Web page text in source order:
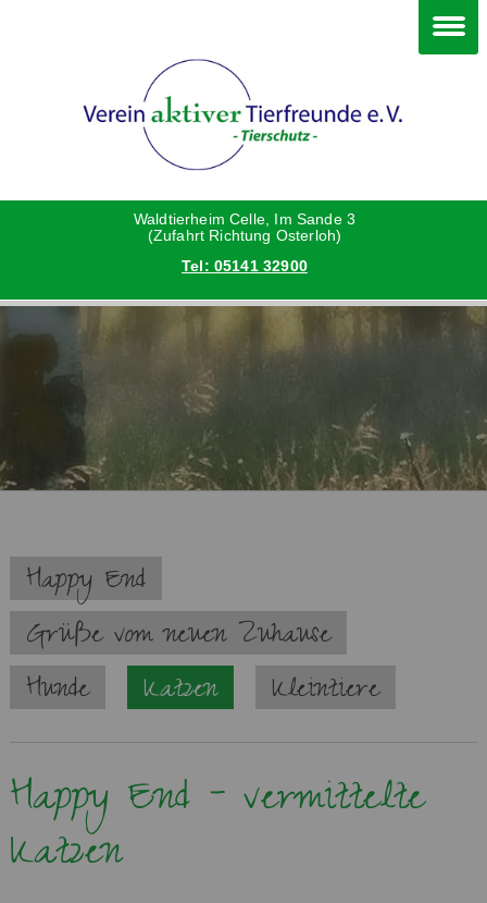
Waldtierheim Celle, Im Sande 3
(Zufahrt Richtung Osterloh)
Tel: 05141 32900
Navigation
überspringen
Happy End
Grüße vom neuen Zuhause
Hunde
Katzen Kleintiere
Happy End - vermittelte
Katzen
Katzen
Vermittlungshilfe privat
Danke an die Helfer
Vorstand
Satzung